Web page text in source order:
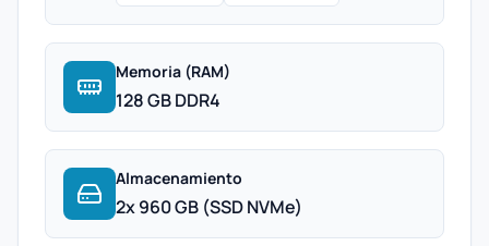
Memoria (RAM)
128 GB DDR4
Almacenamiento
2x 960 GB (SSD NVMe)